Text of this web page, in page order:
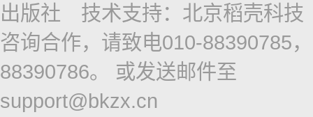
出版社 技术支持：北京稻壳科技
咨询合作，请致电010-88390785，
88390786。 或发送邮件至
support@bkzx.cn